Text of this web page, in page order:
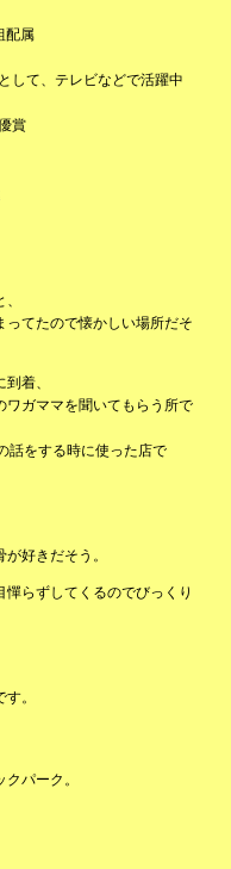
配属
して、テレビなどで活躍中
賞
てたので懐かしい場所だそ
着、
ワガママを聞いてもらう所で
話をする時に使った店で
好きだそう。
らずしてくるのでびっくり
。
パーク。